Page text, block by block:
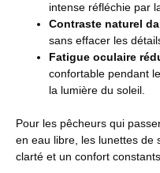
intense réfléchie par
Contraste naturel
sans effacer les
Fatigue oculaire
confortable pendant
la lumière du soleil.
Pour les pêcheurs qui
en eau libre, les lunettes de
clarté et un confort constants.